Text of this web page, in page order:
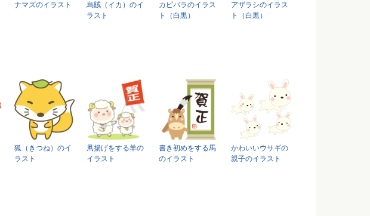
ナマズのイラスト
烏賊（イカ）のイ
ラスト
カピバラのイラス
ト（白黒）
アザラシのイラス
ト（白黒）
狐（きつね）のイ
ラスト
凧揚げをする羊の
イラスト
書き初めをする馬
のイラスト
かわいいウサギの
親子のイラスト